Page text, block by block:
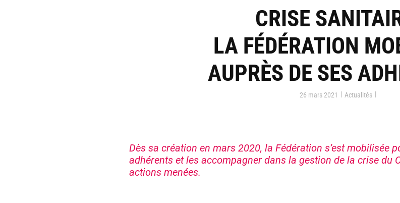
CRISE
LA FÉDÉRATION
AUPRÈS DE SES
26 mars 2021 | Actualités |
Dès sa création en mars 2020, la Fédération s’estmobilisée
adhérents et les accompagner dans la gestion de la crise du
actions menées.